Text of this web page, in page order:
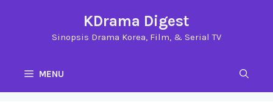
KDrama Digest
Sinopsis Drama Korea, Film, & Serial TV
MENU